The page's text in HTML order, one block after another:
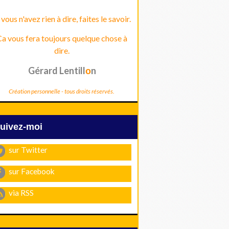
vous n'avez rien à dire, faites le savoir.
vous fera toujours quelque chose à
dire.
Gérard Lentillon
Création personnelle - tous droits réservés.
Suivez-moi
sur Twitter
sur Facebook
via RSS